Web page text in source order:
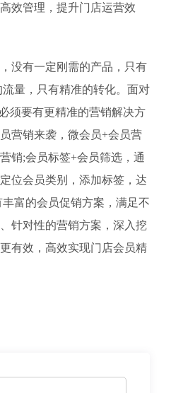
效管理，提升门店运营效
有一定刚需的产品，只有
量，只有精准的转化。面对
须要有更精准的营销解决方
营销来袭，微会员+会员营
销;会员标签+会员筛选，通
位会员类别，添加标签，达
富的会员促销方案，满足不
针对性的营销方案，深入挖
有效，高效实现门店会员精